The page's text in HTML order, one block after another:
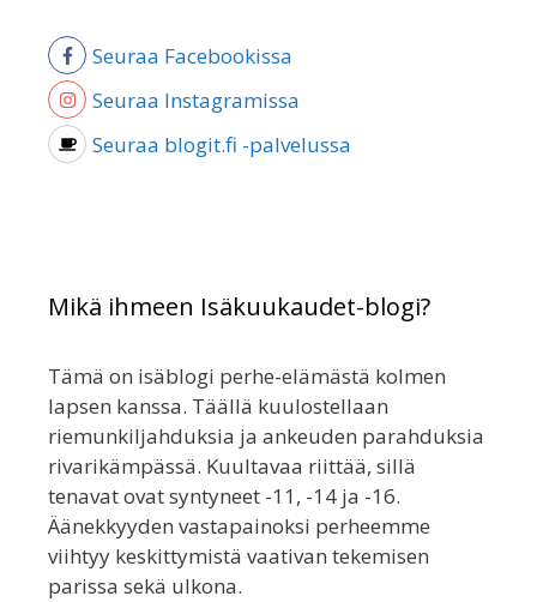
Seuraa Facebookissa
Seuraa Instagramissa
Seuraa blogit.fi -palvelussa
Mikä ihmeen Isäkuukaudet-blogi?
Tämä on isäblogi perhe-elämästä kolmen
lapsen kanssa. Täällä kuulostellaan
riemunkiljahduksia ja ankeuden parahduksia
rivarikämpässä. Kuultavaa riittää, sillä
tenavat ovat syntyneet -11, -14 ja -16.
Äänekkyyden vastapainoksi perheemme
viihtyy keskittymistä vaativan tekemisen
parissa sekä ulkona.